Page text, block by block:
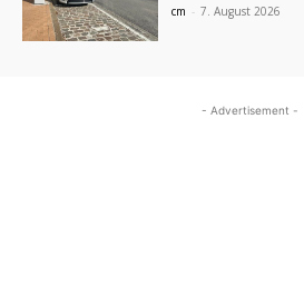
cm - 7. August 2026
- Advertisement -